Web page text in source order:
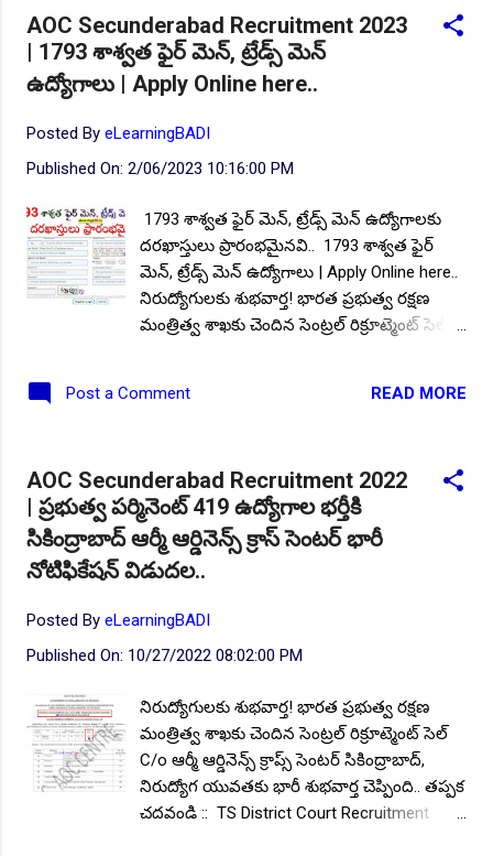
జూనియర్ ఆఫీస్ అసిస్టెంట్, మెటీరియల్ అసిస్టెంట్
ఉద్యోగాలకు నిరుద్యోగ యువత నుండి ఆన్లైన్
దరఖాస్తులు ఆహ్వానిస్తూ నోటిఫికేషన్ జారీ చేసింది.
సంబంధిత ఉద్యోగ సమాచారం ప్రచురించబడిన 21
రోజుల్లోగా దరఖాస్తులను ఆన్లైన్లో సమర్పించాలి. ఈ
అయినటువంటి; ఖాళీల వివరాలు, విద్యార్హత,
దరఖాస్తు విధానం, ఎంపిక విధానం, గౌరవ వేతనం,
దరఖాస్తు లింక్ మొదలగునవి మీకోసం. Follow US
for More ✨Latest Update's Follow Channel
Click here Follow Ch...
AOC Secunderabad Recruitment 2023
| 1793 శాశ్వత ఫైర్ మెన్, ట్రేడ్స్ మెన్
ఉద్యోగాలు | Apply Online here..
Posted By eLearningBADI
Published On: 2/06/2023 10:16:00 PM
1793 శాశ్వత ఫైర్ మెన్, ట్రేడ్స్ మెన్ ఉద్యోగాలకు
దరఖాస్తులు ప్రారంభమైనవి.. 1793 శాశ్వత ఫైర్
మెన్, ట్రేడ్స్ మెన్ ఉద్యోగాలు | Apply Online here..
నిరుద్యోగులకు శుభవార్త! భారత ప్రభుత్వ రక్షణ
మంత్రిత్వ శాఖకు చెందిన సెంట్రల్ రిక్రూట్మెంట్ సెల్
ప్రభుత్వం రక్షణ మంత్రిత్వ శాఖకు చెందిన
ఉన్న వివిధ రీజీయన్లలో ట్రేడ్స్మెన్ మెట్, ఫైర్ మెన్
ఉద్యోగాలకు నిరుద్యోగ యువత నుండి ఆన్లైన్
దరఖాస్తులు ఆహ్వానిస్తూ నోటిఫికేషన్ జారీ చేసింది.
ఆసక్తి కలిగిన అభ్యర్థులు ఎంప్లాయిమెంట్ నోటీస్ లో
రోజుల్లోగా దరఖాస్తులను ఆన్లైన్లో సమర్పించాలి.
అయినటువంటి; ఖాళీల వివరాలు, విద్యార్హత,
దరఖాస్తు విధానం, ఎంపిక విధానం, గౌరవ వేతనం,
దరఖాస్తు లింక్ మొదలగునవి మీకోసం. ఖాళీల
వివరాలు: మొత్తం ఖాళీల సం...
Post a Comment READ MORE
AOC Secunderabad Recruitment 2022
| ప్రభుత్వ పర్మినెంట్ 419 ఉద్యోగాల భర్తీకి
సికింద్రాబాద్ ఆర్మీ ఆర్డినెన్స్ క్రాస్ సెంటర్ భారీ
నోటిఫికేషన్ విడుదల..
Posted By eLearningBADI
Published On: 10/27/2022 08:02:00 PM
నిరుద్యోగులకు శుభవార్త! భారత ప్రభుత్వ రక్షణ
మంత్రిత్వ శాఖకు చెందిన సెంట్రల్ రిక్రూట్మెంట్ సెల్
C/o ఆర్మీ ఆర్డినెన్స్ క్రాప్స్ సెంటర్ సికింద్రాబాద్,
నిరుద్యోగ యువతకు భారీ శుభవార్త చెప్పింది.. తప్పక
చదవండి :: TS District Court Recruitment